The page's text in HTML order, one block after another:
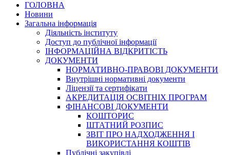
ГОЛОВНА
Новини
Загальна інформація
Діяльність інституту
Доступ до публічної інформації
ІНФОРМАЦІЙНА ВІДКРИТІСТЬ
ДОКУМЕНТИ
НОРМАТИВНО-ПРАВОВІ ДОКУМЕНТИ
Внутрішні нормативні документи
Ліцензії та сертифікати
АКРЕДИТАЦІЯ ОСВІТНІХ ПРОГРАМ
ФІНАНСОВІ ДОКУМЕНТИ
КОШТОРИС
ШТАТНИЙ РОЗПИС
ЗВІТ ПРО НАДХОДЖЕННЯ І
ВИКОРИСТАННЯ КОШТІВ
Публічні закупівлі